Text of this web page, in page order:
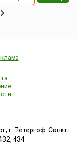
г. Петергоф, Санкт-
434